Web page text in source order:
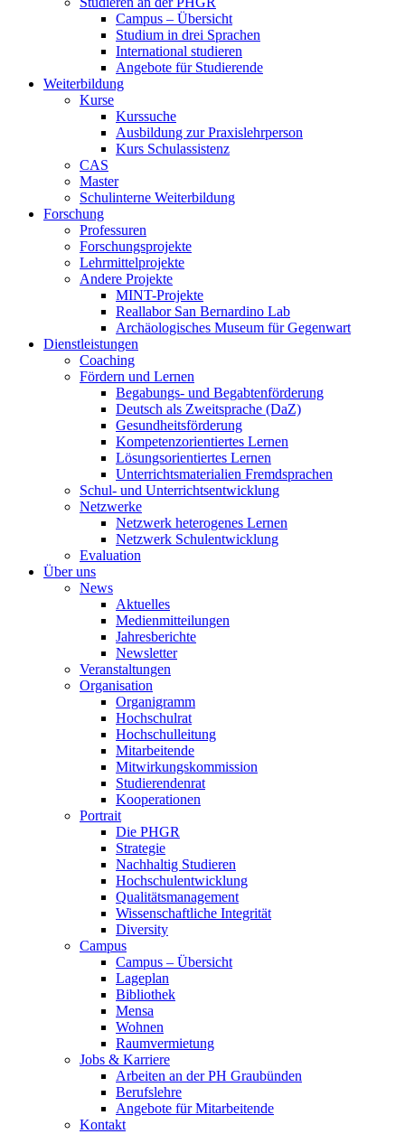
Campus – Übersicht
Studium in drei Sprachen
International studieren
Angebote für Studierende
Weiterbildung
Kurse
Kurssuche
Ausbildung zur Praxislehrperson
Kurs Schulassistenz
CAS
Master
Schulinterne Weiterbildung
Forschung
Professuren
Forschungsprojekte
Lehrmittelprojekte
Andere Projekte
MINT-Projekte
Reallabor San Bernardino Lab
Archäologisches Museum für Gegenwart
Dienstleistungen
Coaching
Fördern und Lernen
Begabungs- und Begabtenförderung
Deutsch als Zweitsprache (DaZ)
Gesundheitsförderung
Kompetenzorientiertes Lernen
Lösungsorientiertes Lernen
Unterrichtsmaterialien Fremdsprachen
Schul- und Unterrichtsentwicklung
Netzwerke
Netzwerk heterogenes Lernen
Netzwerk Schulentwicklung
Evaluation
Über uns
News
Aktuelles
Medienmitteilungen
Jahresberichte
Newsletter
Veranstaltungen
Organisation
Organigramm
Hochschulrat
Hochschulleitung
Mitarbeitende
Mitwirkungskommission
Studierendenrat
Kooperationen
Portrait
Die PHGR
Strategie
Nachhaltig Studieren
Hochschulentwicklung
Qualitätsmanagement
Wissenschaftliche Integrität
Diversity
Campus
Campus – Übersicht
Lageplan
Bibliothek
Mensa
Wohnen
Raumvermietung
Jobs & Karriere
Arbeiten an der PH Graubünden
Berufslehre
Angebote für Mitarbeitende
Kontakt